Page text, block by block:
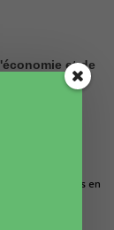
et de
Accès à l’eau
: Des projets en